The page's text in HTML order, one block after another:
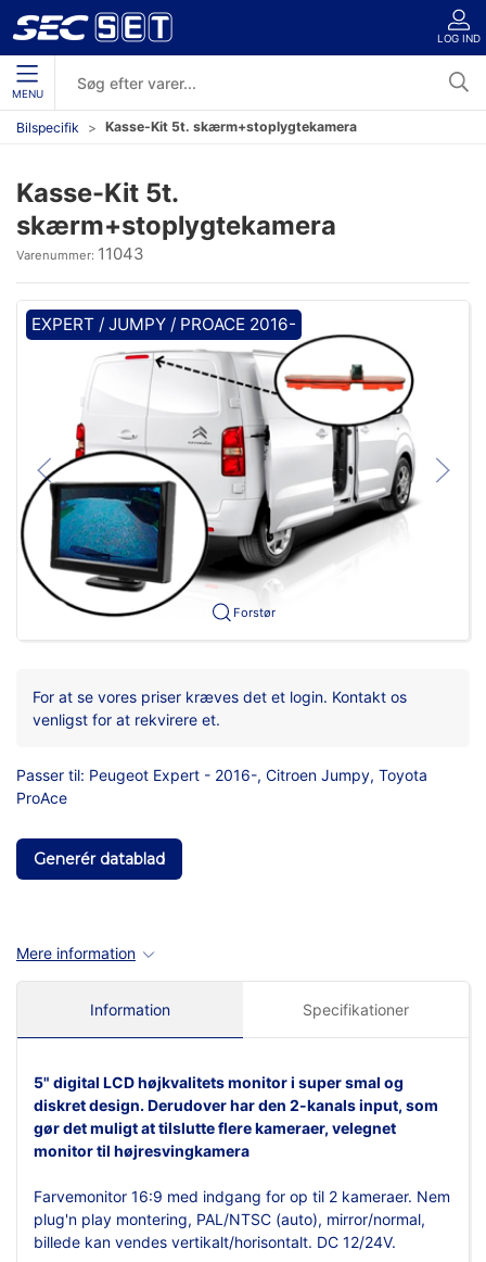
LOG IND
MENU
Bilspecifik Kasse-Kit 5t. skærm+stoplygtekamera
Kasse-Kit 5t.
skærm+stoplygtekamera
Varenummer: 11043
EXPERT / JUMPY / PROACE 2016-
Forstør
For at se vores priser kræves det et login. Kontakt os
venligst for at rekvirere et.
Passer til: Peugeot Expert - 2016-, Citroen Jumpy, Toyota
ProAce
Generér datablad
Mere information
Information Specifikationer
5" digital LCDhøjkvalitets monitor i super smal og
diskret design. Derudover har den 2-kanals input, som
gør det muligt at tilslutte flere kameraer, velegnet
monitor til højresvingkamera
Farvemonitor 16:9 med indgang for op til 2 kameraer. Nem
plug'n play montering, PAL/NTSC (auto), mirror/normal,
billede kan vendes vertikalt/horisontalt. DC 12/24V.